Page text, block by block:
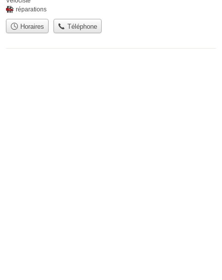
réparations
Horaires Téléphone